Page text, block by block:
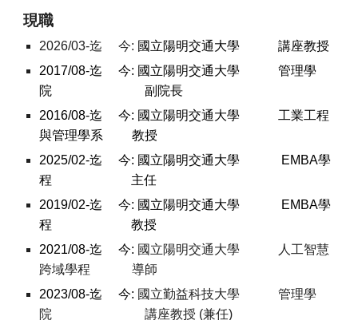
現職
2026/03-迄 今: 國立陽明交通大學 講座教授
2017/08-迄 今: 國立陽明交通大學 管理學
院 副院長
2016/08-迄 今: 國立陽明交通大學 工業工程
與管理學系 教授
2025/02-迄 今: 國立陽明交通大學 EMBA學
程
主任
2019/02-迄 今: 國立陽明交通大學 EMBA學
程
教授
2021/08-迄 今: 國立陽明交通大學 人工智慧
跨域學程 導師
2023/08-迄 今: 國立勤益科技大學 管理學
院 講座教授 (兼任)